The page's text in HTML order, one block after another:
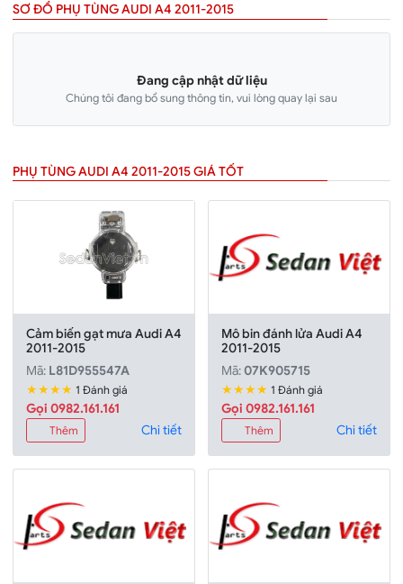
SƠ ĐỒ PHỤ TÙNG AUDI A4 2011-2015
Đang cập nhật dữ liệu
Chúng tôi đang bổ sung thông tin, vui lòng quay lại sau
PHỤ TÙNG AUDI A4 2011-2015 GIÁ TỐT
Cảm biến gạt mưa Audi A4
2011-2015
Mã: L81D955547A
★★★★ 1 Đánh giá
Gọi 0982.161.161
Thêm Chi tiết
Mô bin đánh lửa Audi A4
2011-2015
Mã:07K905715
★★★★ 1 Đánh giá
Gọi 0982.161.161
Thêm Chi tiết